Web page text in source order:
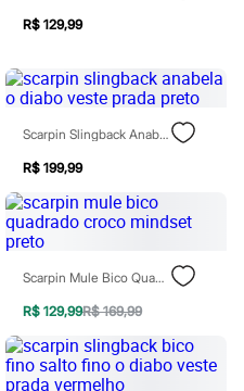
R$ 129,99
Scarpin Slingback Anabela O Diabo Veste Prada Preto
R$ 199,99
Scarpin Mule Bico Quadrado Croco Mindset Preto
R$ 129,99R$ 169,99